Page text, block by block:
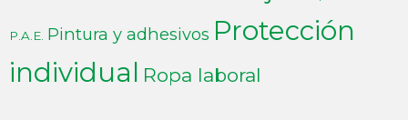
P.A.E. Pintura y adhesivos Protección
individual Ropa laboral